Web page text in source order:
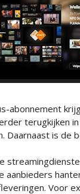
abonnement
terugkijken
Daarnaast is de
aanbieders
Voor